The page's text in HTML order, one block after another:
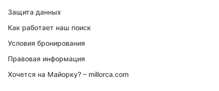
Защита данных
Как работает наш поиск
Условия бронирования
Правовая информация
Хочется на Майорку? – millorca.com